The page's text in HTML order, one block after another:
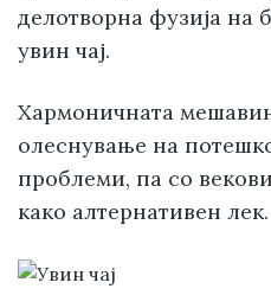
делотворна фузија на
увин чај.
Хармоничната
олеснување на
проблеми, па со
како алтернативен лек.